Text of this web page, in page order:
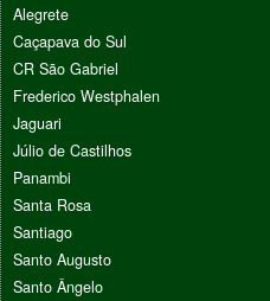
Alegrete
Caçapava do Sul
CR São Gabriel
Frederico Westphalen
Jaguari
Júlio de Castilhos
Panambi
Santa Rosa
Santiago
Santo Augusto
Santo Ângelo